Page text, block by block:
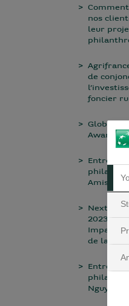
nos
leur
de
foncier
Global
Awards
Entretien
Amisse
NextGen
2023: Art
Impact
de la
Entretien
Nguyen